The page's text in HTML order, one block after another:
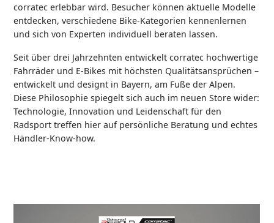
corratec erlebbar wird. Besucher können aktuelle Modelle
entdecken, verschiedene Bike-Kategorien kennenlernen
und sich von Experten individuell beraten lassen.
Seit über drei Jahrzehnten entwickelt corratec hochwertige
Fahrräder und E-Bikes mit höchsten Qualitätsansprüchen –
entwickelt und designt in Bayern, am Fuße der Alpen.
Diese Philosophie spiegelt sich auch im neuen Store wider:
Technologie, Innovation und Leidenschaft für den
Radsport treffen hier auf persönliche Beratung und echtes
Händler-Know-how.